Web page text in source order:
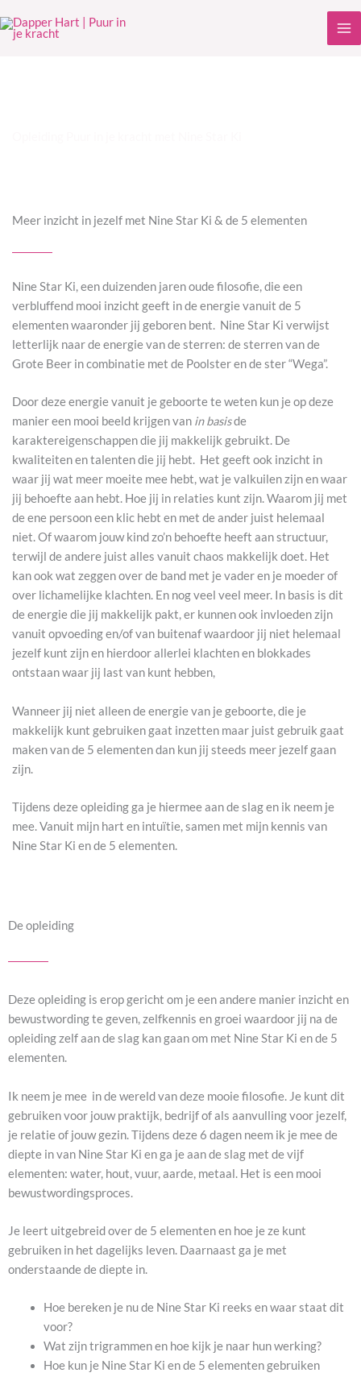
naar
Meer inzicht in jezelf met Nine Star Ki & de 5 elementen
Nine Star Ki, een duizenden jaren oude filosofie, die een
verbluffend mooi inzicht geeft in de energie vanuit de 5
elementenwaaronder jij geboren bent. Nine Star Ki verwijst
letterlijk naar de energie van de sterren: de sterren van de
Grote Beer in combinatie met de Poolster en de ster “Wega”.
Door deze energie vanuit je geboorte te weten kun je op deze
manier een mooi beeld krijgen van in basisde
karaktereigenschappen die jij makkelijk gebruikt. De
kwaliteiten en talenten die jij hebt. Het geeft ook inzicht in
waar jij wat meer moeite mee hebt, wat je valkuilen zijn en waar
jij behoefte aan hebt. Hoe jij in relaties kunt zijn. Waarom jij met
de ene persoon een klic hebt en met de ander juist helemaal
niet. Of waarom jouw kind zo’n behoefte heeft aan structuur,
terwijl de andere juist alles vanuit chaos makkelijk doet. Het
kan ook wat zeggen over de band met je vader en je moeder of
over lichamelijke klachten. En nog veel veel meer. In basis is dit
de energie die jij makkelijk pakt, er kunnen ook invloeden zijn
vanuit opvoeding en/of van buitenaf waardoor jij niet helemaal
jezelf kunt zijn en hierdoor allerlei klachten en blokkades
ontstaan waar jij last van kunt hebben,
Wanneer jij niet alleen de energie van je geboorte, die je
makkelijk kunt gebruiken gaat inzetten maar juist gebruik gaat
maken van de 5 elementen dan kun jij steeds meer jezelf gaan
zijn.
Tijdens deze opleiding ga je hiermee aan de slag en ik neem je
mee. Vanuit mijn hart en intuïtie, samen met mijn kennis van
Nine Star Ki en de 5 elementen.
De opleiding
Deze opleiding is erop gericht om je een andere manier inzicht en
bewustwording te geven, zelfkennis en groei waardoor jij na de
opleiding zelf aan de slag kan gaan om met Nine Star Ki en de 5
elementen.
Ik neem je mee in de wereld van deze mooie filosofie. Je kunt dit
gebruiken voor jouw praktijk, bedrijf of als aanvulling voor jezelf,
je relatie of jouw gezin. Tijdens deze 6 dagen neem ik je mee de
diepte in van Nine Star Ki en ga je aan de slag met de vijf
elementen: water, hout, vuur, aarde, metaal. Het is een mooi
bewustwordingsproces.
Je leert uitgebreid over de 5 elementen en hoe je ze kunt
gebruiken in het dagelijks leven. Daarnaast ga je met
onderstaande de diepte in.
Hoe bereken je nu de Nine Star Ki reeks en waar staat dit
voor?
Wat zijn trigrammen en hoe kijk je naar hun werking?
Hoe kun je Nine Star Ki en de 5 elementen gebruiken